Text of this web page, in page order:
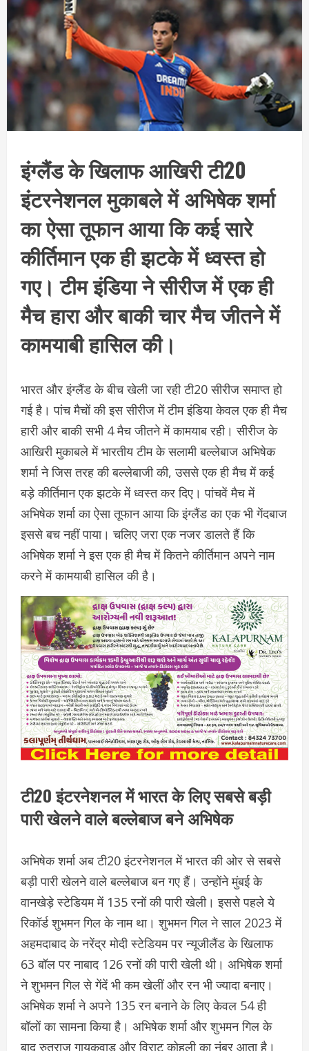
इंग्लैंड के खिलाफ आखिरी टी20
इंटरनेशनल मुका​बले में अभिषेक शर्मा
का ऐसा तूफान आया कि कई सारे
कीर्तिमान एक ही झटके में ध्वस्त हो
गए। टीम इंडिया ने सीरीज में एक ही
मैच हारा और बाकी चार मैच जीतने में
कामया​बी हासिल की।
भारत और इंग्लैंड के बीच खेली जा रही टी20 सीरीज समाप्त हो
गई है। पांच मैचों की इस सीरीज में टीम इंडिया केवल एक ही मैच
हारी और बाकी सभी 4 मैच जीतने में कामयाब रही। सीरीज के
आखिरी मुकाबले में भारतीय टीम के सलामी बल्लेबाज अभिषेक
शर्मा ने जिस तरह की बल्लेबाजी की, उससे एक ही मैच में कई
बड़े कीर्तिमान एक झटके में ध्वस्त कर दिए। पांचवें मैच में ​
अभिषेक शर्मा का ऐसा तूफान आया कि इंग्लैंड का एक भी गेंदबाज
इससे बच नहीं पाया। चलिए जरा एक नजर डालते हैं कि
अभिषेक शर्मा ने इस एक ही मैच में कितने कीर्तिमान अपने नाम
करने में कामया​बी हासिल की है।
टी20 इंटरनेशनल में भारत के लिए सबसे बड़ी
पारी खेलने वाले बल्लेबाज बने अभिषेक
अभिषेक शर्मा अब टी20 इंटरनेशनल में भारत की ओर से सबसे
बड़ी पारी खेलने वाले बल्लेबाज बन गए हैं। उन्होंने मुंबई के
वानखेड़े स्टेडियम में 135 रनों की पारी खेली। इससे पहले ये
रिकॉर्ड शुभमन​ गिल के नाम था। शुभमन गिल ने साल 2023 में
अहमदाबाद के नरेंद्र मोदी स्टेडियम पर न्यूजीलैंड के खिलाफ
63 बॉल पर नाबाद 126 रनों की पारी खेली थी। अभिषेक शर्मा
ने शुभमन गिल से गेंदें भी कम खेलीं और रन भी ज्यादा बनाए।
अभिषेक शर्मा ने अपने 135 रन बनाने के लिए केवल 54 ही
बॉलों का सामना किया है। अभिषेक शर्मा और शुभमन गिल के
बाद रुतुराज गायकवाड और विराट कोहली का नंबर आता है।